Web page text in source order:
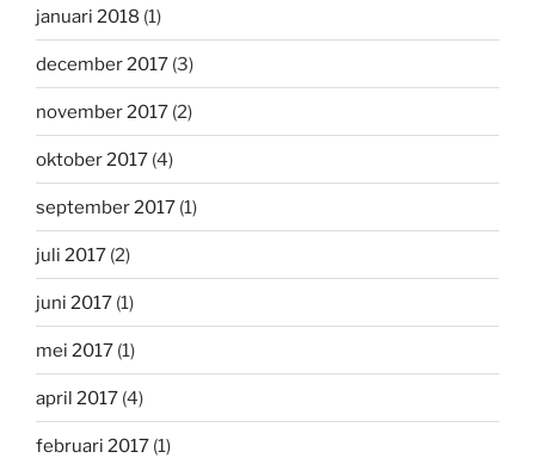
januari 2018 (1)
december 2017 (3)
november 2017 (2)
oktober 2017 (4)
september 2017 (1)
juli 2017 (2)
juni 2017 (1)
mei 2017 (1)
april 2017 (4)
februari 2017 (1)